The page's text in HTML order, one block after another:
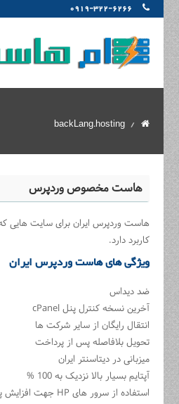
0919-322-6266
backLang.hosting
هاست مخصوص وردپرس
هاست وردپرس ایران برای سایت هایی
کاربرد دارد.
ویژگی های هاست وردپرس ایران
ضد دیداس
آخرین نسخه کنترل پنل cPanel
انتقال رايگان از ساير شركت ها
تحویل بلافاصله پس از پرداخت
میزبانی در دیتاسنتر ایران
آپتایم بسیار بالا نزدیک به 100 %
استفاده از سرور های HP جهت افزایش پایداری.